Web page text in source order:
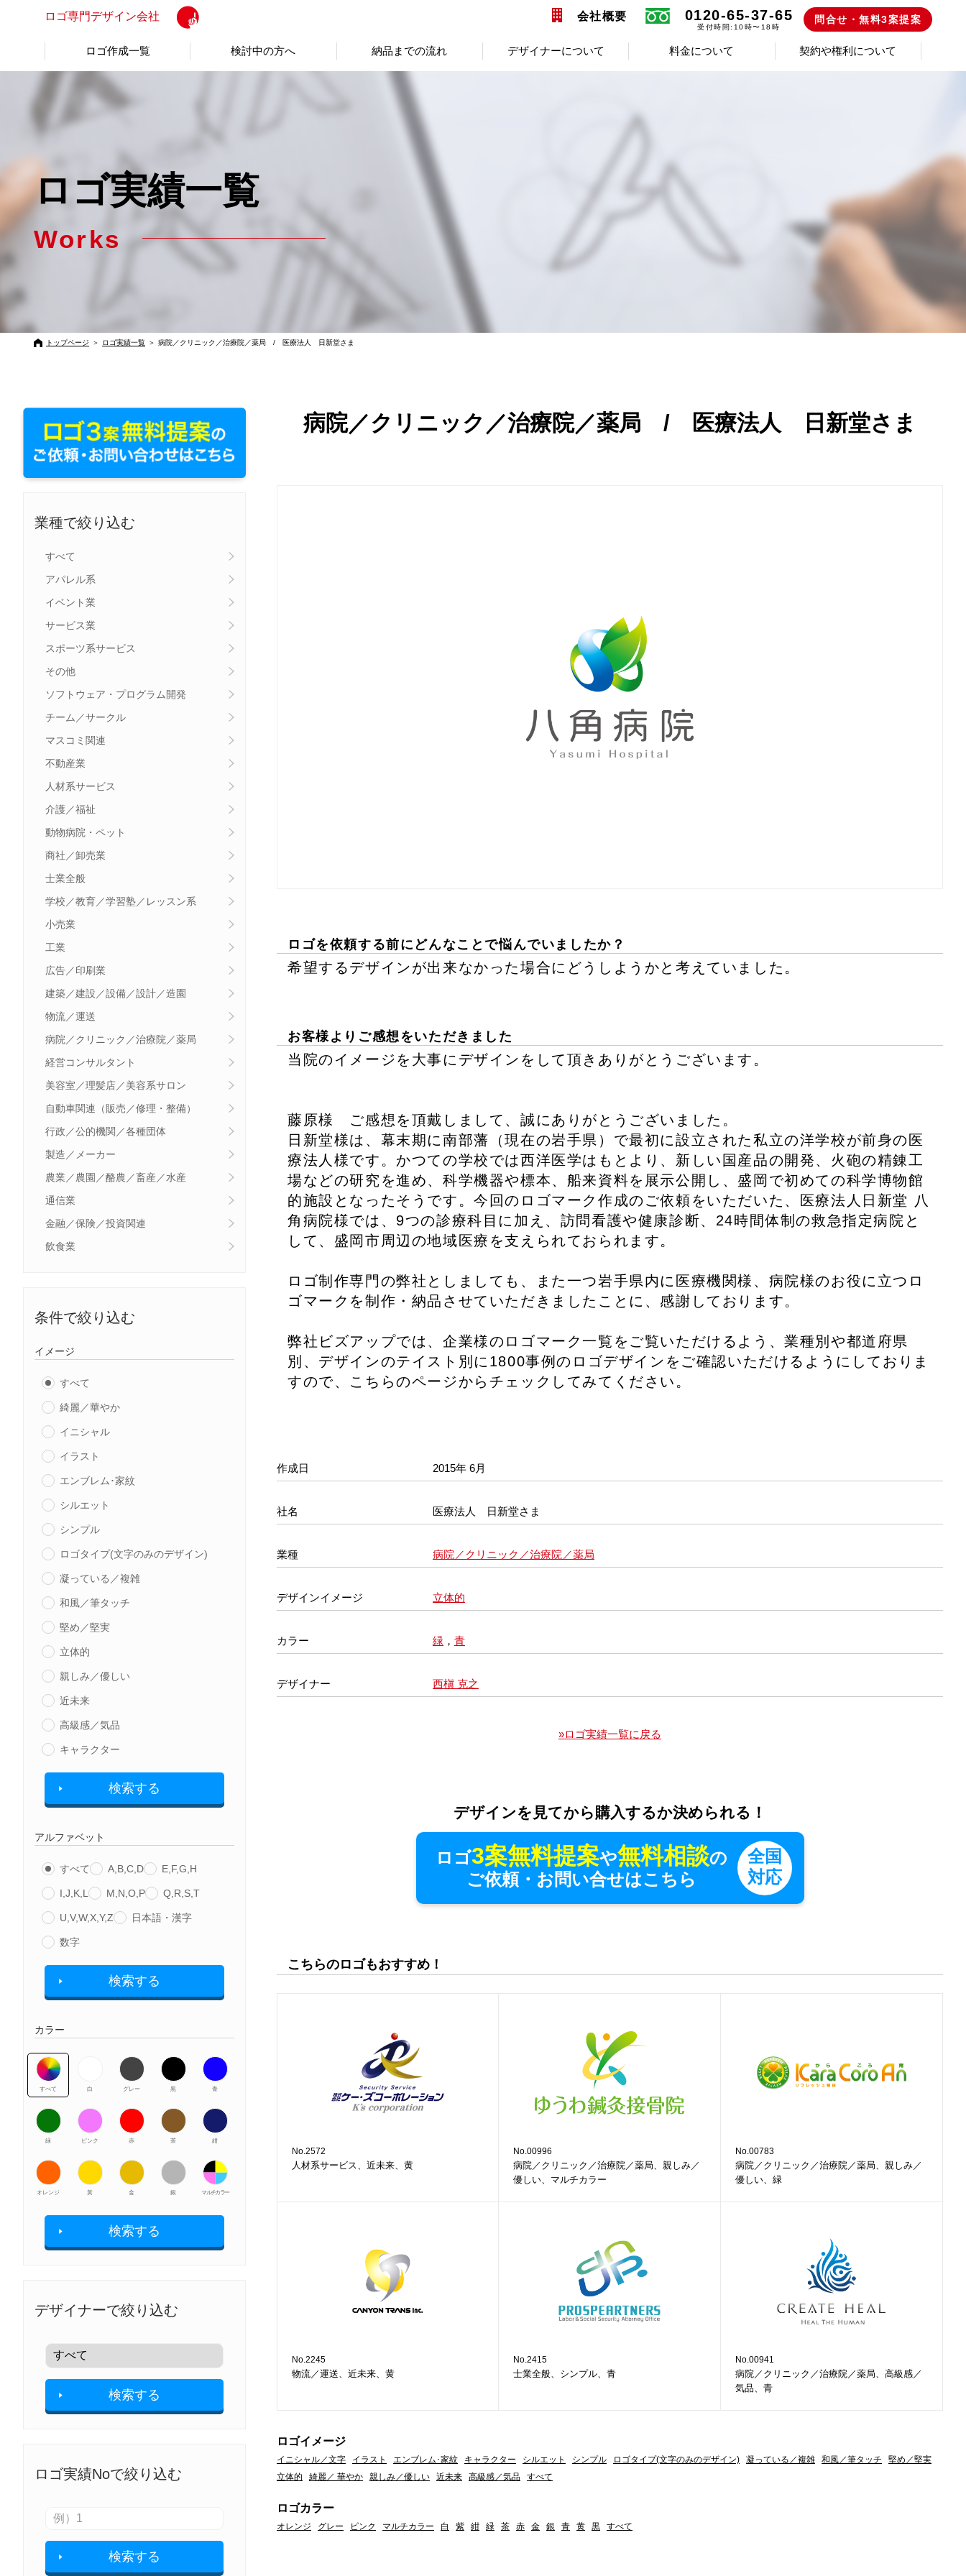
ロゴ専門デザイン会社 会社概要 0120-65-37-65
受付時間:10時〜18時
問合せ・無料3案提案
ロゴ作成一覧 検討中の方へ 納品までの流れ デザイナーについて 料金について 契約や権利について
ロゴ実績一覧
Works
トップページ ＞ ロゴ実績一覧 ＞ 病院／クリニック／治療院／薬局 / 医療法人 日新堂さま
業種で絞り込む
すべて
アパレル系
イベント業
サービス業
スポーツ系サービス
その他
ソフトウェア・プログラム開発
チーム／サークル
マスコミ関連
不動産業
人材系サービス
介護／福祉
動物病院・ペット
商社／卸売業
士業全般
学校／教育／学習塾／レッスン系
小売業
工業
広告／印刷業
建築／建設／設備／設計／造園
物流／運送
病院／クリニック／治療院／薬局
経営コンサルタント
美容室／理髪店／美容系サロン
自動車関連（販売／修理・整備）
行政／公的機関／各種団体
製造／メーカー
農業／農園／酪農／畜産／水産
通信業
金融／保険／投資関連
飲食業
条件で絞り込む
イメージ
すべて
綺麗／華やか
イニシャル
イラスト
エンブレム･家紋
シルエット
シンプル
ロゴタイプ(文字のみのデザイン)
凝っている／複雑
和風／筆タッチ
堅め／堅実
立体的
親しみ／優しい
近未来
高級感／気品
キャラクター
検索する
アルファベット
すべて A,B,C,D E,F,G,H
I,J,K,L M,N,O,P Q,R,S,T
U,V,W,X,Y,Z 日本語・漢字
数字
検索する
カラー
すべて 白 グレー 黒 青
緑 ピンク 赤 茶 紺
オレンジ 黃 金 銀 マルチカラー
検索する
デザイナーで絞り込む
検索する
ロゴ実績Noで絞り込む
検索する
病院／クリニック／治療院／薬局 / 医療法人 日新堂さま
ロゴを依頼する前にどんなことで悩んでいましたか？
希望するデザインが出来なかった場合にどうしようかと考えていました。
お客様よりご感想をいただきました
当院のイメージを大事にデザインをして頂きありがとうございます。
藤原様 ご感想を頂戴しまして、誠にありがとうございました。
日新堂様は、幕末期に南部藩（現在の岩手県）で最初に設立された私立の洋学校が前身の医
療法人様です。かつての学校では西洋医学はもとより、新しい国産品の開発、火砲の精錬工
場などの研究を進め、科学機器や標本、船来資料を展示公開し、盛岡で初めての科学博物館
的施設となったそうです。今回のロゴマーク作成のご依頼をいただいた、医療法人日新堂 八
角病院様では、9つの診療科目に加え、訪問看護や健康診断、24時間体制の救急指定病院と
して、盛岡市周辺の地域医療を支えられておられます。
ロゴ制作専門の弊社としましても、また一つ岩手県内に医療機関様、病院様のお役に立つロ
ゴマークを制作・納品させていただきましたことに、感謝しております。
弊社ビズアップでは、企業様のロゴマーク一覧をご覧いただけるよう、業種別や都道府県
別、デザインのテイスト別に1800事例のロゴデザインをご確認いただけるようにしておりま
すので、こちらのページからチェックしてみてください。
作成日 2015年 6月
社名 医療法人 日新堂さま
業種 病院／クリニック／治療院／薬局
デザインイメージ 立体的
カラー 緑 ， 青
デザイナー 西槇 克之
»ロゴ実績一覧に戻る
デザインを見てから購入するか決められる！
ロゴ3案無料提案や無料相談の
ご依頼・お問い合せはこちら
全国
対応
こちらのロゴもおすすめ！
No.2572
人材系サービス、近未来、黄
No.00996
病院／クリニック／治療院／薬局、親しみ／
優しい、マルチカラー
No.00783
病院／クリニック／治療院／薬局、親しみ／
優しい、緑
No.2245
物流／運送、近未来、黄
No.2415
士業全般、シンプル、青
No.00941
病院／クリニック／治療院／薬局、高級感／
気品、青
ロゴイメージ
イニシャル／文字 イラスト エンブレム･家紋 キャラクター シルエット シンプル ロゴタイプ(文字のみのデザイン) 凝っている／複雑 和風／筆タッチ
堅め／堅実
立体的
綺麗／ 華やか 親しみ／優しい 近未来 高級感／気品 すべて
ロゴカラー
オレンジ グレー ピンク マルチカラー 白 紫 紺 緑 茶 赤 金 銀 青 黄 黒 すべて